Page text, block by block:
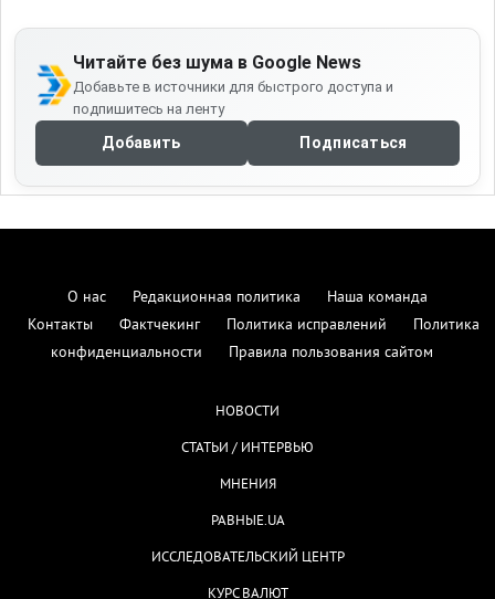
Читайте без шума в Google News
Добавьте в источники для быстрого доступа и
подпишитесь на ленту
Добавить Подписаться
О нас Редакционная политика
Наша команда
Контакты
Фактчекинг Политика исправлений
Политика
конфиденциальности
Правила пользования сайтом
НОВОСТИ
СТАТЬИ / ИНТЕРВЬЮ
МНЕНИЯ
РАВНЫЕ.UA
ИССЛЕДОВАТЕЛЬСКИЙ ЦЕНТР
КУРС ВАЛЮТ